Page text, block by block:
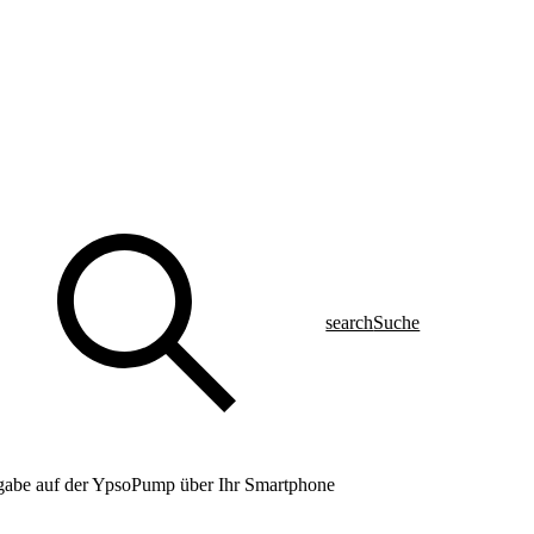
searchSuche
auf der YpsoPump über Ihr Smartphone